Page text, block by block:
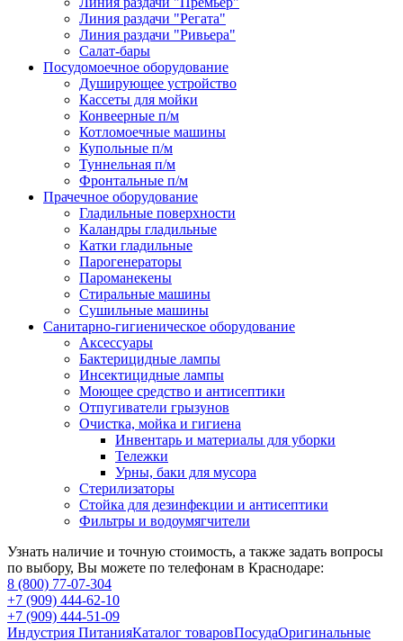
Линия раздачи "Регата"
Линия раздачи "Ривьера"
Салат-бары
Посудомоечное оборудование
Душирующее устройство
Кассеты для мойки
Конвеерные п/м
Котломоечные машины
Купольные п/м
Туннельная п/м
Фронтальные п/м
Прачечное оборудование
Гладильные поверхности
Каландры гладильные
Катки гладильные
Парогенераторы
Пароманекены
Стиральные машины
Сушильные машины
Санитарно-гигиеническое оборудование
Аксессуары
Бактерицидные лампы
Инсектицидные лампы
Моющее средство и антисептики
Отпугиватели грызунов
Очистка, мойка и гигиена
Инвентарь и материалы для уборки
Тележки
Урны, баки для мусора
Стерилизаторы
Стойка для дезинфекции и антисептики
Фильтры и водоумягчители
Узнать наличие и точную стоимость, а также задать вопросы
по выбору, Вы можете по телефонам в Краснодаре:
8 (800) 77-07-304
+7 (909) 444-62-10
+7 (909) 444-51-09
Индустрия ПитанияКаталог товаровПосудаОригинальные